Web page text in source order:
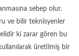
sebep olur.
ve bilir teknisyenler
ki zarar gören bu
üretilmiş bir